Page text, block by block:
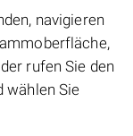
navigieren
rufen Sie den
wählen Sie